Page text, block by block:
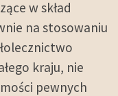
w skład
na stosowaniu
kraju, nie
pewnych